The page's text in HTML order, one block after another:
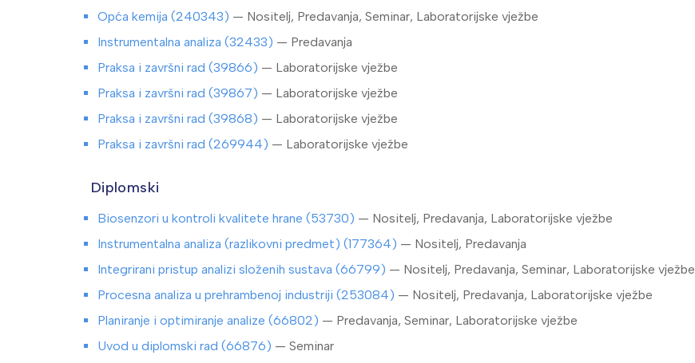
Opća kemija (240343) — Nositelj, Predavanja, Seminar, Laboratorijske vježbe
Instrumentalna analiza (32433) — Predavanja
Praksa i završni rad (39866) — Laboratorijske vježbe
Praksa i završni rad (39867) — Laboratorijske vježbe
Praksa i završni rad (39868) — Laboratorijske vježbe
Praksa i završni rad (269944) — Laboratorijske vježbe
Diplomski
Biosenzori u kontroli kvalitete hrane (53730) — Nositelj, Predavanja, Laboratorijske vježbe
Instrumentalna analiza (razlikovni predmet) (177364) — Nositelj, Predavanja
Integrirani pristup analizi složenih sustava (66799) — Nositelj, Predavanja, Seminar, Laboratorijske vježbe
Procesna analiza u prehrambenoj industriji (253084) — Nositelj, Predavanja, Laboratorijske vježbe
Planiranje i optimiranje analize (66802) — Predavanja, Seminar, Laboratorijske vježbe
Uvod u diplomski rad (66876) — Seminar